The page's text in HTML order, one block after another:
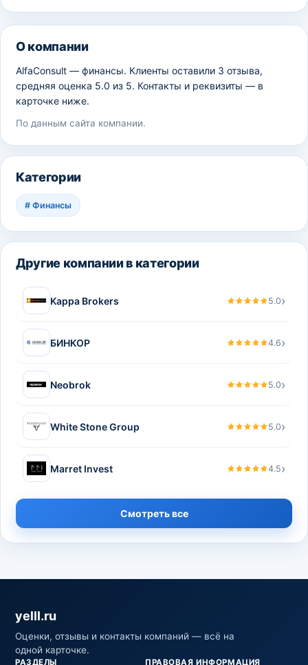
О компании
AlfaConsult — финансы. Клиенты оставили 3 отзыва,
средняя оценка 5.0 из 5. Контакты и реквизиты — в
карточке ниже.
По данным сайта компании.
Категории
# Финансы
Другие компании в категории
Kappa Brokers 5.0›
БИНКОР 4.6›
Neobrok 5.0›
White Stone Group 5.0›
Marret Invest 4.5›
Смотреть все
yelll.ru
Оценки, отзывы и контакты компаний — всё на
одной карточке.
РАЗДЕЛЫ ПРАВОВАЯ ИНФОРМАЦИЯ